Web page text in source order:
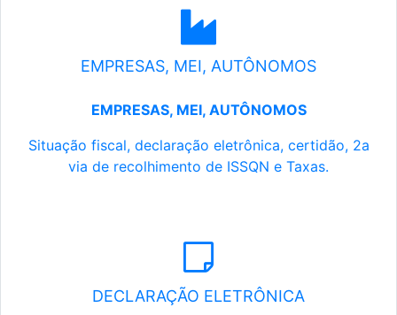
EMPRESAS, MEI, AUTÔNOMOS
EMPRESAS, MEI, AUTÔNOMOS
Situação fiscal, declaração eletrônica, certidão, 2a
via de recolhimento de ISSQN e Taxas.
DECLARAÇÃO ELETRÔNICA